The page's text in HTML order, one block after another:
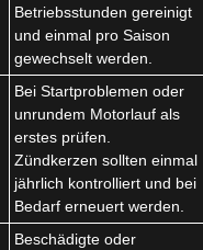
Betriebsstunden gereinigt
und einmal pro Saison
gewechselt werden.
Bei Startproblemen oder
unrundem Motorlauf als
erstes prüfen.
Zündkerzen sollten einmal
jährlich kontrolliert und bei
Bedarf erneuert werden.
Beschädigte oder